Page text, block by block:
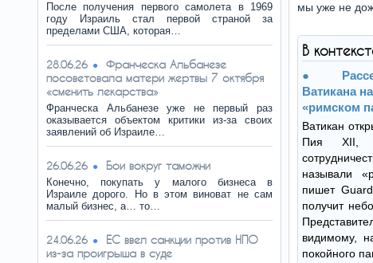
После получения первого самолета в 1969
году Израиль стал первой страной за
пределами США, которая…
28.06.26
Франческа Альбанезе
посоветовала матери жертвы 7 октября
«сменить лекарства»
Франческа Альбанезе уже не первый раз
оказывается объектом критики из-за своих
заявлений об Израиле…
26.06.26 Бои вокруг таможни
Конечно, покупать у малого бизнеса в
Израиле дорого. Но в этом виноват не сам
малый бизнес, а… то…
24.06.26
ЕС ввел санкции против НПО
из-за проигрыша в суде
мы уже не
В
Ватикана
«римском
Ватикан
Пия XII,
называли
пишет
получит
видимому,
покойного